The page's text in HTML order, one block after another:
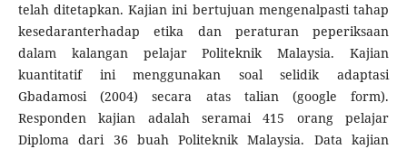
telah ditetapkan. Kajian ini bertujuan mengenalpasti tahap
kesedaranterhadap etika dan peraturan peperiksaan
dalam kalangan pelajar Politeknik Malaysia. Kajian
kuantitatif ini menggunakan soal selidik adaptasi
Gbadamosi (2004) secara atas talian (google form).
Responden kajian adalah seramai 415 orang pelajar
Diploma dari 36 buah Politeknik Malaysia. Data kajian